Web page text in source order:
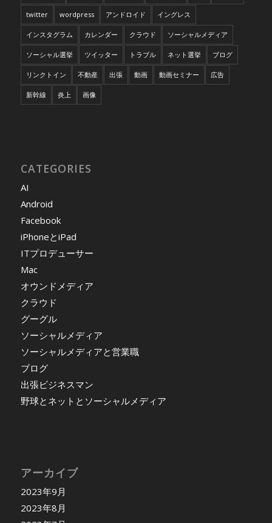
twitter wordpress アンドロイド イングレス
インスタグラム カレンダー クラウド ソーシャルメディア
ソーシャル選挙 ツイッター トラブル ネット選挙 ブログ
リンクトイン 不動産 出張 動画 動画セミナー 広告
新幹線 炎上 画像
CATEGORIES
AI
Android
Facebook
iPhoneとiPad
ITプロデューサー
Mac
オウンドメディア
クラウド
グーグル
ソーシャルメディア
ソーシャルメディアと営業職
ブログ
出張ビジネスマン
野球とネットとソーシャルメディア
アーカイブ
2023年9月
2023年8月